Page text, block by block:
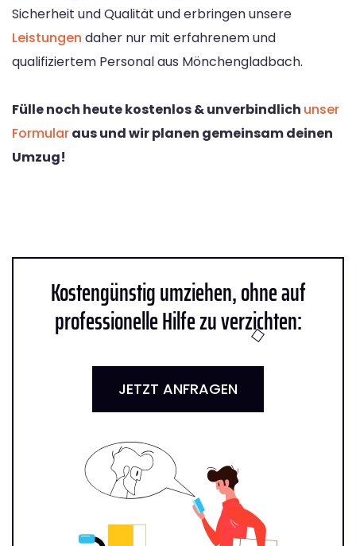
Sicherheit und Qualität und erbringen unsere
Leistungen daher nur mit erfahrenem und
qualifiziertem Personal aus Mönchengladbach.
Fülle noch heute kostenlos & unverbindlich unser
Formularaus und wir planen gemeinsam deinen
Umzug!
Kostengünstig umziehen, ohne auf
professionelle Hilfe zu verzichten:
JETZT ANFRAGEN